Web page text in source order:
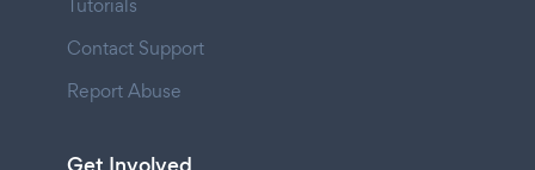
Tutorials
Contact Support
Report Abuse